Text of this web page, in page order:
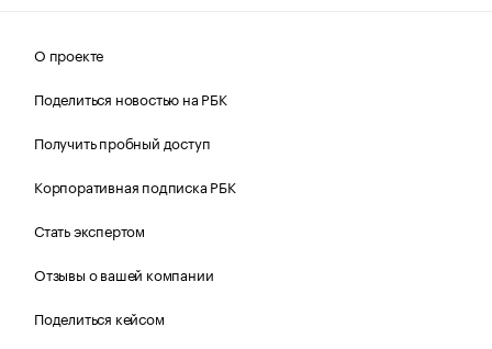
О проекте
Поделиться новостью на РБК
Получить пробный доступ
Корпоративная подписка РБК
Стать экспертом
Отзывы о вашей компании
Поделиться кейсом